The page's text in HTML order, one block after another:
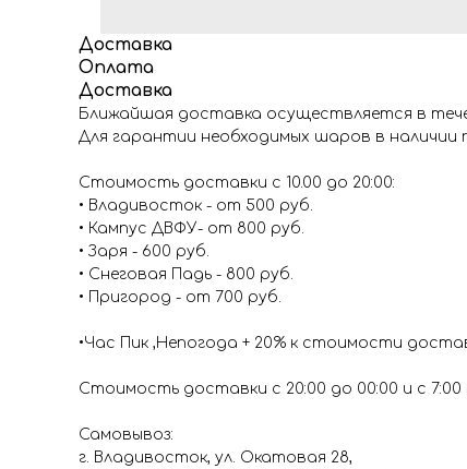
Доставка
Оплата
Доставка
Ближайшая доставка осуществляется в
Для гарантии необходимых шаров в наличии
Стоимость доставки с 10.00 до 20:00:
• Владивосток - от 500 руб.
• Кампус ДВФУ- от 800 руб.
• Заря - 600 руб.
• Снеговая Падь - 800 руб.
• Пригород - от 700 руб.
•Час Пик ,Непогода + 20% к стоимости
Стоимость доставки с 20:00 до 00:00 и с 7:00
Самовывоз:
г. Владивосток, ул. Окатовая 28,